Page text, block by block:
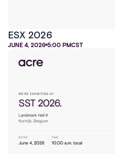
ESX 2026
JUNE 4, 2026 5:00 PMCST